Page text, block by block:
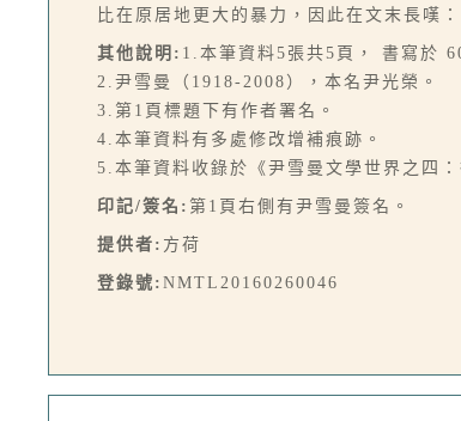
比在原居地更大的暴力，因此在文末長嘆
其他說明: 1.本筆資料5張共5頁， 書寫於
2.尹雪曼（1918-2008），本名尹光榮。
3.第1頁標題下有作者署名。
4.本筆資料有多處修改增補痕跡。
5.本筆資料收錄於《尹雪曼文學世界之四
印記/簽名: 第1頁右側有尹雪曼簽名。
提供者: 方荷
登錄號: NMTL20160260046